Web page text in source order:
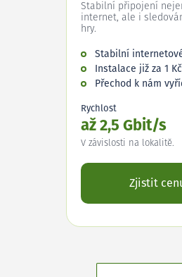
Stabilní připojení
internet, ale i
hry.
Stabilní
Instalace již za 1 Kč
Přechod k nám
Rychlost
až 2,5 Gbit/s
V závislosti na lokalitě.
Zjistit